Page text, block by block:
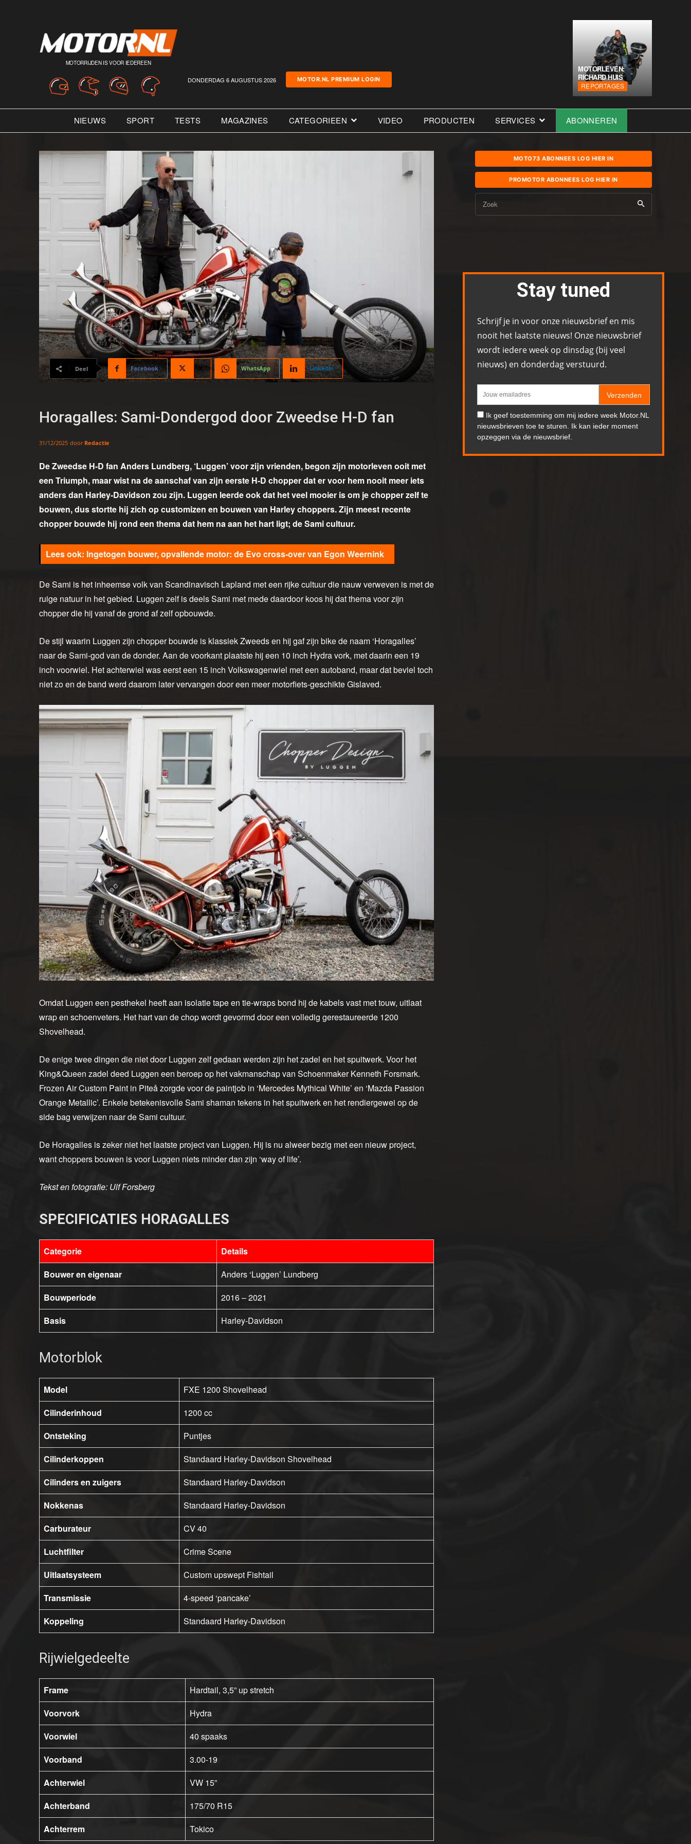
MOTORRIJDEN IS VOOR IEDEREEN
DONDERDAG 6 AUGUSTUS 2026 MOTOR.NL PREMIUM LOGIN
MOTORLEVEN:
RICHARD HUIS
REPORTAGES
NIEUWS SPORT TESTS MAGAZINES CATEGORIEEN VIDEO PRODUCTEN SERVICES ABONNEREN
Deel Facebook X WhatsApp Linkedin
Horagalles: Sami-Dondergod door Zweedse H-D fan
31/12/2025 door Redactie
De Zweedse H-D fan Anders Lundberg, ‘Luggen’ voor zijn vrienden, begon zijn motorleven ooit met
een Triumph, maar wist na de aanschaf van zijn eerste H-D chopper dat er voor hem nooit meer iets
anders dan Harley-Davidson zou zijn. Luggen leerde ook dat het veel mooier is om je chopper zelf te
bouwen, dus stortte hij zich op customizen en bouwen van Harley choppers. Zijn meest recente
chopper bouwde hij rond een thema dat hem na aan het hart ligt; de Sami cultuur.
Ingetogen bouwer, opvallende motor: de Evo cross-over van Egon Weernink
De Sami is het inheemse volk van Scandinavisch Lapland met een rijke cultuur die nauw verweven is met de
ruige natuur in het gebied. Luggen zelf is deels Sami met mede daardoor koos hij dat thema voor zijn
chopper die hij vanaf de grond af zelf opbouwde.
De stijl waarin Luggen zijn chopper bouwde is klassiek Zweeds en hij gaf zijn bike de naam ‘Horagalles’
naar de Sami-god van de donder. Aan de voorkant plaatste hij een 10 inch Hydra vork, met daarin een 19
inch voorwiel. Het achterwiel was eerst een 15 inch Volkswagenwiel met een autoband, maar dat beviel toch
niet zo en de band werd daarom later vervangen door een meer motorfiets-geschikte Gislaved.
Omdat Luggen een pesthekel heeft aan isolatie tape en tie-wraps bond hij de kabels vast met touw, uitlaat
wrap en schoenveters. Het hart van de chop wordt gevormd door een volledig gerestaureerde 1200
Shovelhead.
De enige twee dingen die niet door Luggen zelf gedaan werden zijn het zadel en het spuitwerk. Voor het
King&Queen zadel deed Luggen een beroep op het vakmanschap van Schoenmaker Kenneth Forsmark.
Frozen Air Custom Paint in Piteå zorgde voor de paintjob in ‘Mercedes Mythical White’ en ‘Mazda Passion
Orange Metallic’. Enkele betekenisvolle Sami shaman tekens in het spuitwerk en het rendiergewei op de
side bag verwijzen naar de Sami cultuur.
De Horagalles is zeker niet het laatste project van Luggen. Hij is nu alweer bezig met een nieuw project,
want choppers bouwen is voor Luggen niets minder dan zijn ‘way of life’.
Tekst en fotografie: Ulf Forsberg
SPECIFICATIES HORAGALLES
Categorie
Details
Bouwer en eigenaar
Anders ‘Luggen’ Lundberg
Bouwperiode
2016 – 2021
Basis
Harley-Davidson
Motorblok
Model
FXE 1200 Shovelhead
Cilinderinhoud
1200 cc
Ontsteking
Puntjes
Cilinderkoppen
Standaard Harley-Davidson Shovelhead
Cilinders en zuigers
Standaard Harley-Davidson
Nokkenas
Standaard Harley-Davidson
Carburateur
CV 40
Luchtfilter
Crime Scene
Uitlaatsysteem
Custom upswept Fishtail
Transmissie
4-speed ‘pancake’
Koppeling
Standaard Harley-Davidson
Rijwielgedeelte
Frame
Hardtail, 3,5” up stretch
Voorvork
Hydra
Voorwiel
40 spaaks
Voorband
3.00-19
Achterwiel
VW 15”
Achterband
175/70 R15
Achterrem
Tokico
MOTO73 ABONNEES LOG HIER IN
PROMOTOR ABONNEES LOG HIER IN
Zoek
Stay tuned
Schrijf je in voor onze nieuwsbrief en mis
nooit het laatste nieuws! Onze nieuwsbrief
wordt iedere week op dinsdag (bij veel
nieuws) en donderdag verstuurd.
Verzenden
Ik geef toestemming om mij iedere week Motor.NL
nieuwsbrieven toe te sturen. Ik kan ieder moment
opzeggen via de nieuwsbrief.